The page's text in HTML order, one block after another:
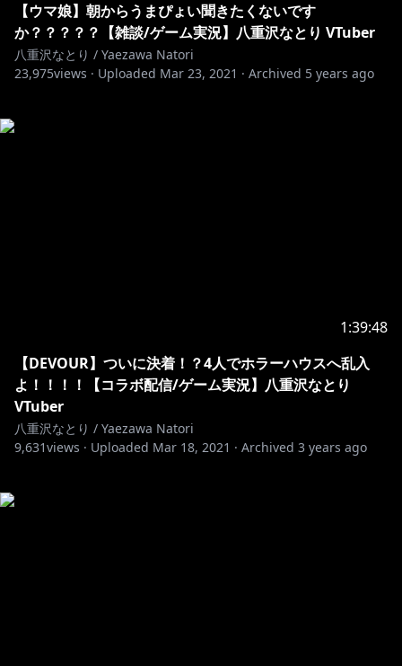
【ウマ娘】朝からうまぴょい聞きたくないです
か？？？？？【雑談/ゲーム実況】八重沢なとり VTuber
八重沢なとり / Yaezawa Natori
23,975views · Uploaded Mar 23, 2021 · Archived 5 years ago
1:39:48
【DEVOUR】ついに決着！？4人でホラーハウスへ乱入
よ！！！！【コラボ配信/ゲーム実況】八重沢なとり
VTuber
八重沢なとり / Yaezawa Natori
9,631views · Uploaded Mar 18, 2021 · Archived 3 years ago